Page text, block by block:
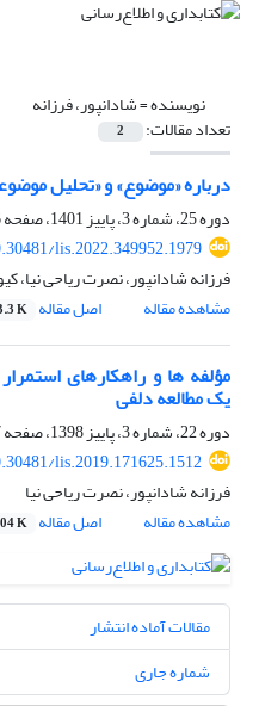
نویسنده =شادانپور، فرزانه
تعداد مقالات: 2
درباره «موضوع» و «تحلیل
دوره 25، شماره 3، پاییز 1401، صفحه
lis.2022.349952.1979
فرزانه شادانپور، نصرت ریاحی نیا،
مشاهده مقاله
اصل مقاله K
مؤلفه ها و راهکارهای
یک مطالعه دلفی
دوره 22، شماره 3، پاییز 1398، صفحه
lis.2019.171625.1512
فرزانه شادانپور، نصرت ریاحی نیا
مشاهده مقاله
اصل مقاله K
مقالات آماده انتشار
شماره جاری